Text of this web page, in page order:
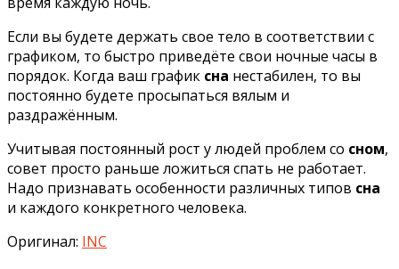
Если вы будете держать свое тело в соответствии с
графиком, то быстро приведёте свои ночные часы в
порядок. Когда ваш график сна нестабилен, то вы
постоянно будете просыпаться вялым и
раздражённым.
Учитывая постоянный рост у людей проблем со сном,
совет просто раньше ложиться спать не работает.
Надо признавать особенности различных типов сна
и каждого конкретного человека.
Оригинал: INC